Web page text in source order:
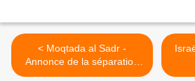
< Moqtada al Sadr -
Annonce de la séparation
des Saraya Al-Salam de